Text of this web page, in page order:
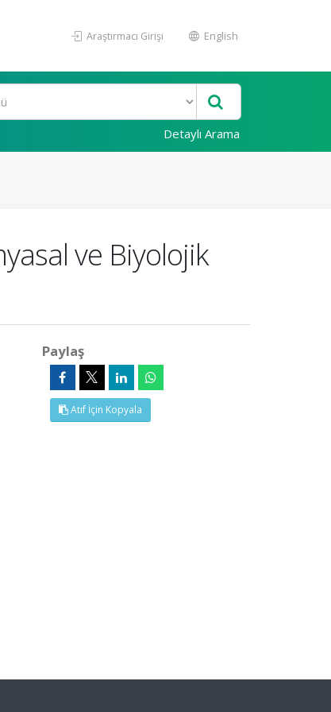
Araştırmacı Girişi English
Detaylı Arama
ve Biyolojik
Paylaş
Atıf İçin Kopyala